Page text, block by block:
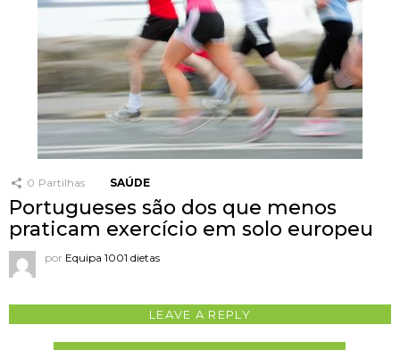
0 Partilhas SAÚDE
Portugueses são dos que menos
praticam exercício em solo europeu
por Equipa 1001 dietas
LEAVE A REPLY